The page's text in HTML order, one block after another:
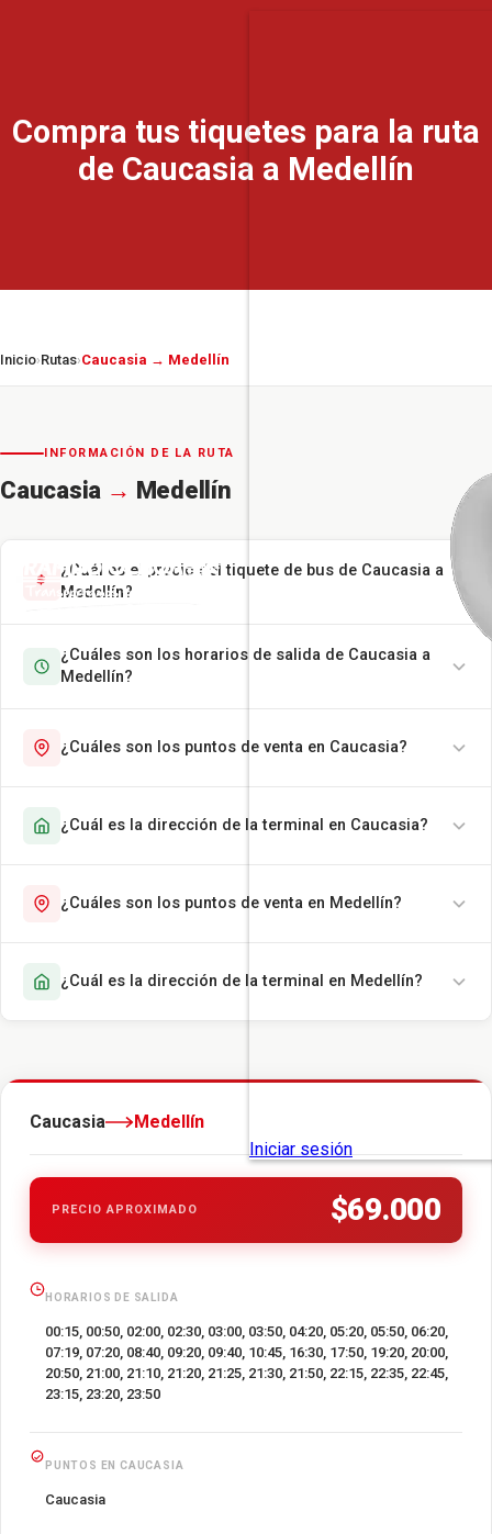
Compra tus tiquetes para la ruta
de Caucasia a Medellín
Inicio›Rutas›Caucasia → Medellín
INFORMACIÓN DE LA RUTA
Caucasia → Medellín
¿Cuál es el precio del tiquete de bus de Caucasia a
Medellín?
¿Cuáles son los horarios de salida de Caucasia a
Medellín?
¿Cuáles son los puntos de venta en Caucasia?
¿Cuál es la dirección de la terminal en Caucasia?
¿Cuáles son los puntos de venta en Medellín?
¿Cuál es la dirección de la terminal en Medellín?
Caucasia Medellín
PRECIO APROXIMADO $69.000
HORARIOS DE SALIDA
00:15, 00:50, 02:00, 02:30, 03:00, 03:50, 04:20, 05:20, 05:50, 06:20,
07:19, 07:20, 08:40, 09:20, 09:40, 10:45, 16:30, 17:50, 19:20, 20:00,
20:50, 21:00, 21:10, 21:20, 21:25, 21:30, 21:50, 22:15, 22:35, 22:45,
23:15, 23:20, 23:50
PUNTOS EN CAUCASIA
Caucasia